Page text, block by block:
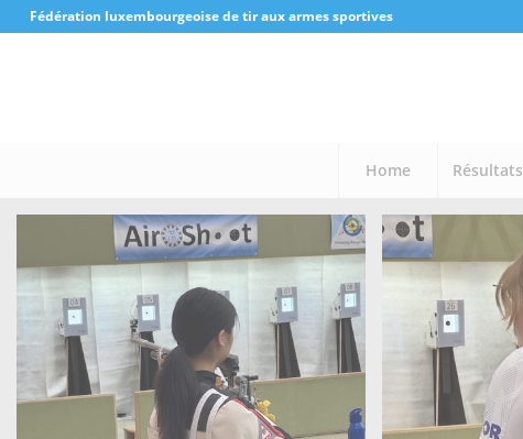
Fédération luxembourgeoise de tir aux armes sportives
Home Résultats